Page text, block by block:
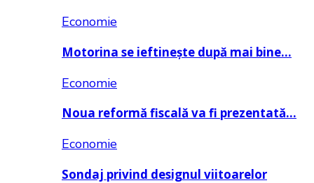
Economie
Motorina se ieftinește după mai bine…
Economie
Noua reformă fiscală va fi prezentată…
Economie
Sondaj privind designul viitoarelor